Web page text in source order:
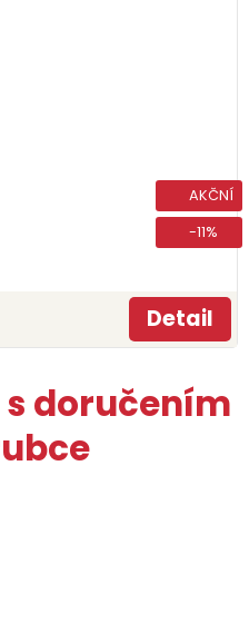
AKČNÍ
-11%
Detail
doručením